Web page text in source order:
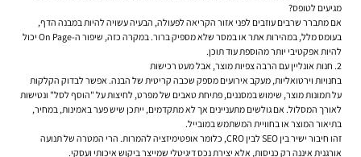
מגיעים לטופס?
אם מתברר שרבים עוזבים לפני אזור הקריאה לפעולה, הבעיה עשויה להיות במבנה הדף,
בעומס מלל, במהירות אתר או במסר שלא מספיק ברור. במקרה כזה, שיפור ה-On Page יכול
להיות אפקטיבי יותר מהוספת עוד תוכן.
2. חנות אונליין עם הרבה צפיות מוצר, אבל מעט רכישות
בחנויות וירטואליות, מעקב אירועים מספק שכבה קריטית של הבנה. אפשר לבדוק הקלקות
על תמונות מוצר, שימוש במסננים, פתיחת טאבים של מפרט, לחיצות על "הוסף לסל" ונטישות
לאורך המסלול. אם גולשים מתעניינים אך לא מתקדמים, ייתכן שיש פער באמינות, במחיר,
בתיאור המוצר או בחוויית המשתמש במובייל.
זהו חיבור ישיר בין SEO לבין CRO, כלומר אופטימיזציה להמרות. הרי המטרה של תנועה
אורגנית איננה רק כניסות, אלא יצירת נכס דיגיטלי שמייצר ביקוש איכותי ועסקי.